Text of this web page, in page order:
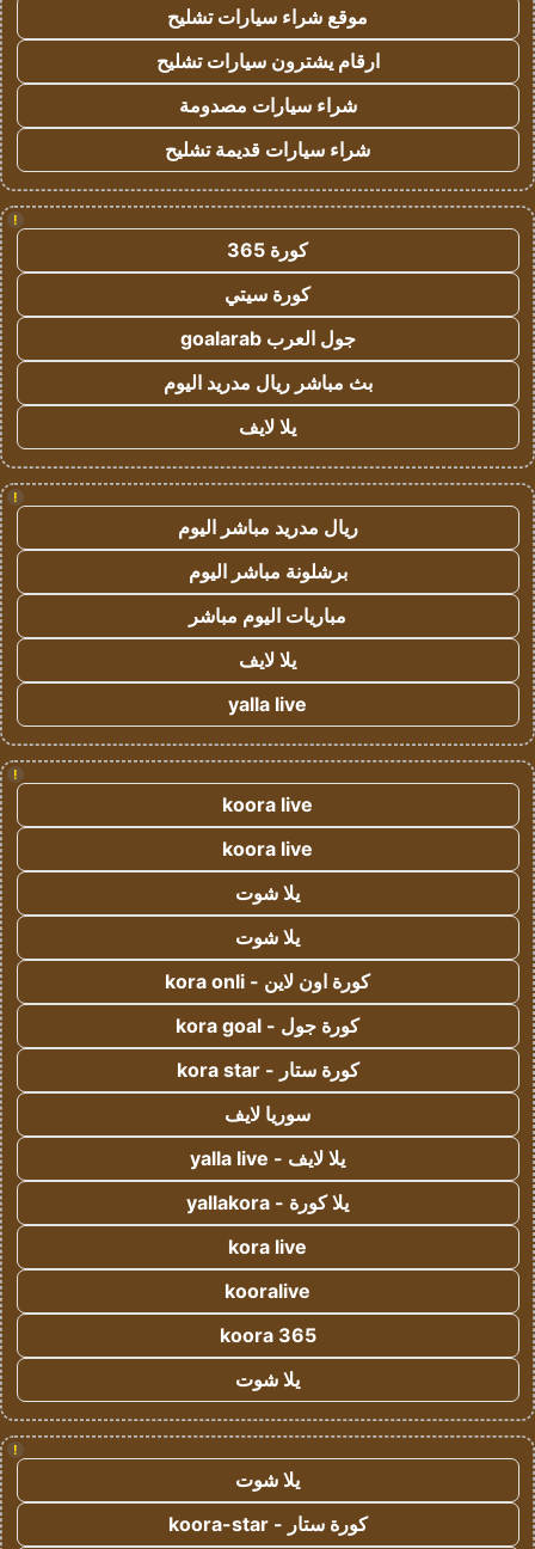
موقع شراء سيارات تشليح
ارقام يشترون سيارات تشليح
شراء سيارات مصدومة
شراء سيارات قديمة تشليح
!
كورة 365
كورة سيتي
جول العرب goalarab
بث مباشر ريال مدريد اليوم
يلا لايف
!
ريال مدريد مباشر اليوم
برشلونة مباشر اليوم
مباريات اليوم مباشر
يلا لايف
yalla live
!
koora live
koora live
يلا شوت
يلا شوت
كورة اون لاين - kora onli
كورة جول - kora goal
كورة ستار - kora star
سوريا لايف
يلا لايف - yalla live
يلا كورة - yallakora
kora live
kooralive
koora 365
يلا شوت
!
يلا شوت
كورة ستار - koora-star